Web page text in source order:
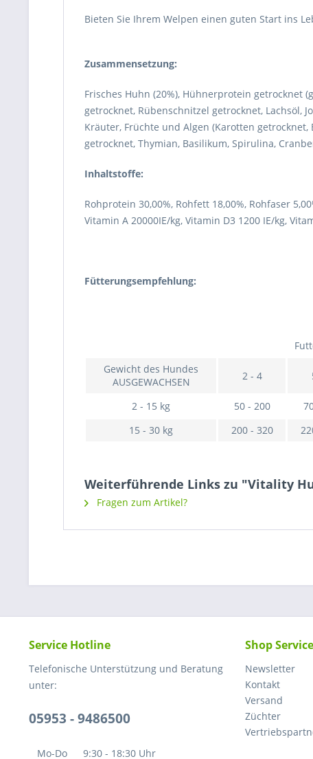
Bieten Sie Ihrem Welpen einen guten Start ins
Zusammensetzung:
Frisches Huhn (20%), Hühnerprotein getrocknet
getrocknet, Rübenschnitzel getrocknet, Lachsöl,
Kräuter, Früchte und Algen (Karotten
getrocknet, Thymian, Basilikum, Spirulina,
Inhaltstoffe:
Rohprotein 30,00%, Rohfett 18,00%, Rohfaser
Vitamin A 20000IE/kg, Vitamin D3 1200 IE/kg,
Fütterungsempfehlung:
Gewicht des Hundes
AUSGEWACHSEN
2 - 4
2 - 15 kg 50 - 200
15 - 30 kg
200 - 320
Weiterführende Links zu "Vitality
Fragen zum Artikel?
Service Hotline
Telefonische Unterstützung und Beratung
unter:
05953 - 9486500
Mo-Do 9:30 - 18:30 Uhr
Shop Service
Newsletter
Kontakt
Versand
Züchter